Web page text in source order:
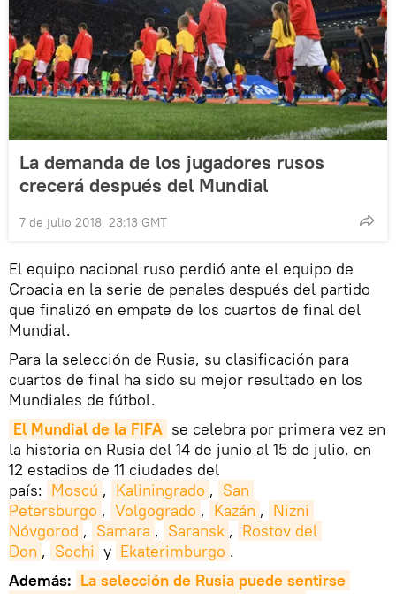
La demanda de los jugadores rusos
crecerá después del Mundial
7 de julio 2018, 23:13 GMT
El equipo nacional ruso perdió ante el equipo de
Croacia en la serie de penales después del partido
que finalizó en empate de los cuartos de final del
Mundial.
Para la selección de Rusia, su clasificación para
cuartos de final ha sido su mejor resultado en los
Mundiales de fútbol.
El Mundial de la FIFA se celebra por primera vez en
la historia en Rusia del 14 de junio al 15 de julio, en
12 estadios de 11 ciudades del
país: Moscú , Kaliningrado , San
Petersburgo , Volgogrado , Kazán , Nizni
Nóvgorod , Samara , Saransk , Rostov del
Don , Sochi y Ekaterimburgo .
Además: La selección de Rusia puede sentirse